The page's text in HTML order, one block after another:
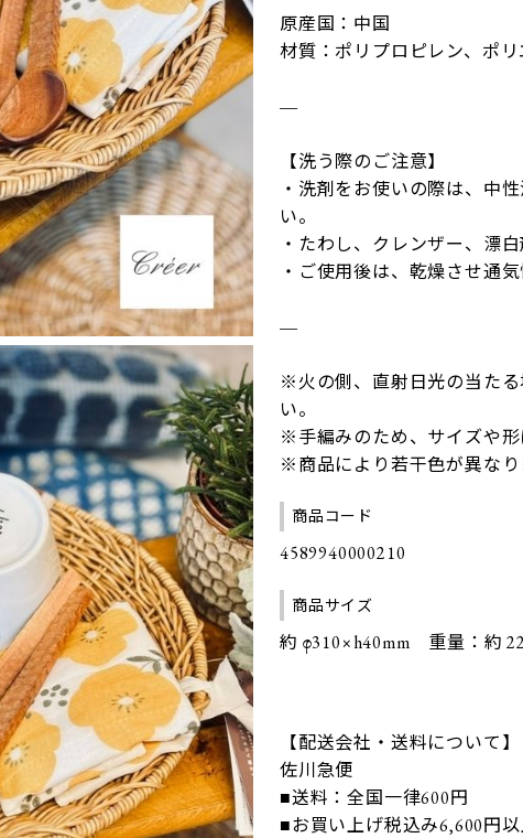
原産国：中国
材質：ポリプロピレン、ポ
―
【洗う際のご注意】
・洗剤をお使いの際は、中
い。
・たわし、クレンザー、漂
・ご使用後は、乾燥させ通
―
※火の側、直射日光の当た
い。
※手編みのため、サイズや形
※商品により若干色が異なり
商品コード
4589940000210
商品サイズ
約 φ310×h40mm 重量：約
【配送会社・送料について】
佐川急便
■送料：全国一律600円
■お買い上げ税込み6,600円